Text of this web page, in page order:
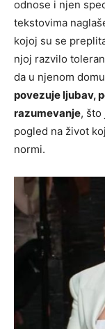
odnose i njen
tekstovima
kojoj su se
njoj razvilo
da u njenom
povezuje ljubav,
razumevanje, što
pogled na život
normi.